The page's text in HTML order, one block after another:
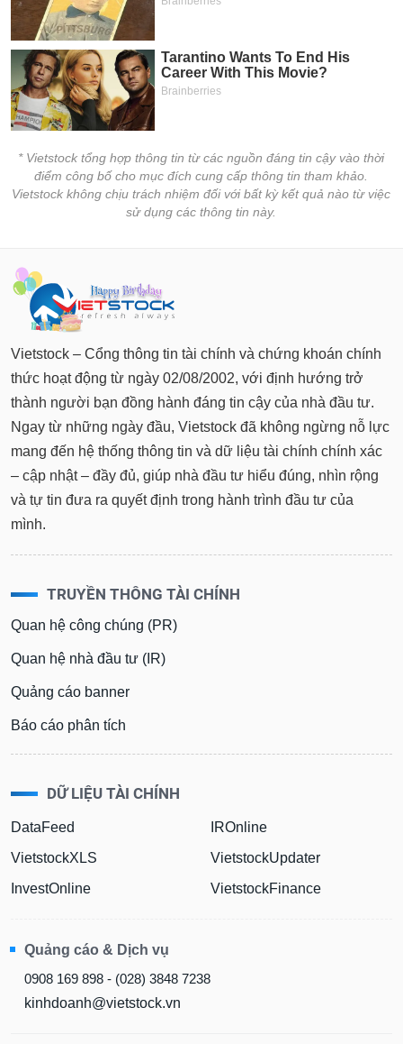
* Vietstock tổng hợp thông tin từ các nguồn đáng tin cậy vào thời
điểm công bố cho mục đích cung cấp thông tin tham khảo.
Vietstock không chịu trách nhiệm đối với bất kỳ kết quả nào từ việc
sử dụng các thông tin này.
Vietstock – Cổng thông tin tài chính và chứng khoán chính
thức hoạt động từ ngày 02/08/2002, với định hướng trở
thành người bạn đồng hành đáng tin cậy của nhà đầu tư.
Ngay từ những ngày đầu, Vietstock đã không ngừng nỗ lực
mang đến hệ thống thông tin và dữ liệu tài chính chính xác
– cập nhật – đầy đủ, giúp nhà đầu tư hiểu đúng, nhìn rộng
và tự tin đưa ra quyết định trong hành trình đầu tư của
mình.
TRUYỀN THÔNG TÀI CHÍNH
Quan hệ công chúng (PR)
Quan hệ nhà đầu tư (IR)
Quảng cáo banner
Báo cáo phân tích
DỮ LIỆU TÀI CHÍNH
DataFeed
VietstockXLS
InvestOnline
IROnline
VietstockUpdater
VietstockFinance
Quảng cáo & Dịch vụ
0908 169 898 - (028) 3848 7238
kinhdoanh@vietstock.vn